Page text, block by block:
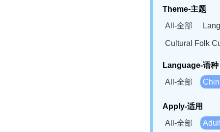
Theme-主题
All-全部
Cultural Folk
Language-语种
All-全部
Bahasa
Swahili(SW)-
Apply-适用
All-全部